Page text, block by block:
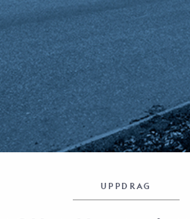
UPPDRAG